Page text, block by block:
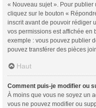
« Nouveau sujet ». Pour publier
cliquez sur le bouton «
inscrit avant de pouvoir rédiger
vos permissions est affichée en
exemple : vous pouvez publier
pouvez transférer des pièces
Haut
Comment puis-je modifier ou
À moins que vous ne soyez un
vous ne pouvez modifier ou